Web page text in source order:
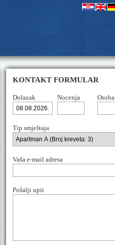
KONTAKT FORMULAR
Dolazak Nocenja Osoba
Tip smještaja
Vaša e-mail adresa
Pošalji upit